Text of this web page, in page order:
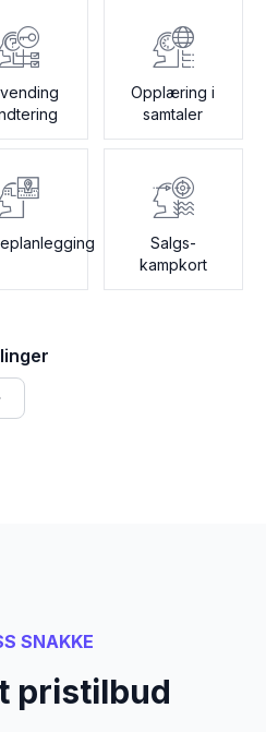
Opplæring i
samtaler
Salgs-
kampkort
SNAKKE
pristilbud